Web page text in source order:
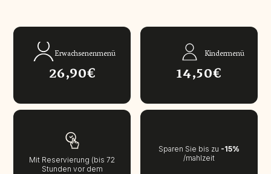
Erwachsenenmenü
26,90€
Kindermenü
14,50€
Mit Reservierung (bis 72
Stunden vor dem
Sparen Sie bis zu -15%
/mahlzeit